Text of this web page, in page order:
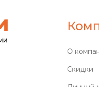
О
Скидки